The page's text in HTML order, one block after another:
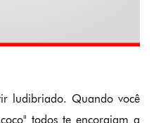
ludibriado. Quando você
todos te encorajam a